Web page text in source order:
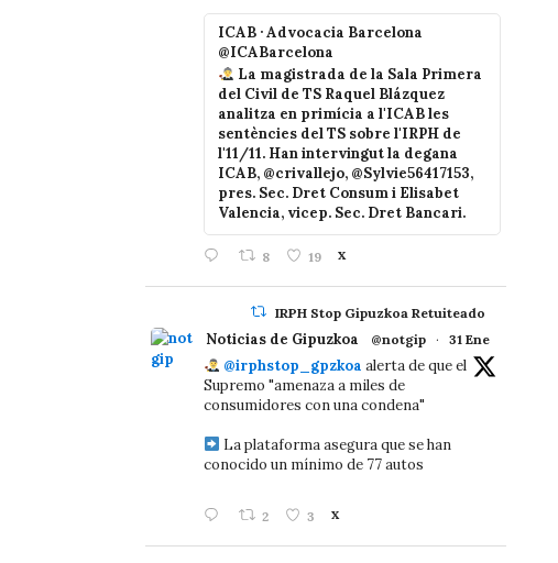
ICAB · Advocacia Barcelona
@ICABarcelona
La magistrada de la Sala Primera
del Civil de TS Raquel Blázquez
analitza en primícia a l'ICAB les
sentències del TS sobre l'IRPH de
l'11/11. Han intervingut la degana
ICAB, @crivallejo, @Sylvie56417153,
pres. Sec. Dret Consum i Elisabet
Valencia, vicep. Sec. Dret Bancari.
8 19 X
IRPH Stop Gipuzkoa Retuiteado
Noticias de Gipuzkoa @notgip · 31 Ene
@irphstop_gpzkoa alerta de que el
Supremo "amenaza a miles de
consumidores con una condena"
La plataforma asegura que se han
conocido un mínimo de 77 autos
2 3 X